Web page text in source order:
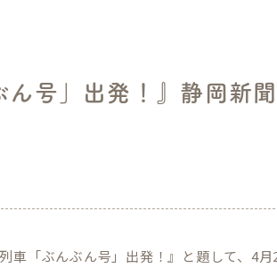
ん号」出発！』静岡新聞
車「ぶんぶん号」出発！』と題して、4